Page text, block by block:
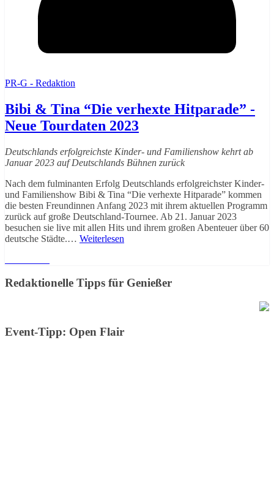
PR-G - Redaktion
Bibi & Tina “Die verhexte Hitparade” -
Neue Tourdaten 2023
Deutschlands erfolgreichste Kinder- und Familienshow kehrt ab
Januar 2023 auf Deutschlands Bühnen zurück
Nach dem fulminanten Erfolg Deutschlands erfolgreichster Kinder-
und Familienshow Bibi & Tina “Die verhexte Hitparade” kommen
die besten Freundinnen Anfang 2023 mit ihrem aktuellen Programm
zurück auf große Deutschland-Tournee. Ab 21. Januar 2023
besuchen sie live mit allen Hits und ihrem großen Abenteuer über 60
deutsche Städte.… Weiterlesen
Redaktionelle Tipps für Genießer
Event-Tipp: Open Flair